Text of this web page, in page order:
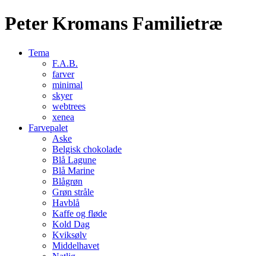
Peter Kromans Familietræ
Tema
F.A.B.
farver
minimal
skyer
webtrees
xenea
Farvepalet
Aske
Belgisk chokolade
Blå Lagune
Blå Marine
Blågrøn
Grøn stråle
Havblå
Kaffe og fløde
Kold Dag
Kviksølv
Middelhavet